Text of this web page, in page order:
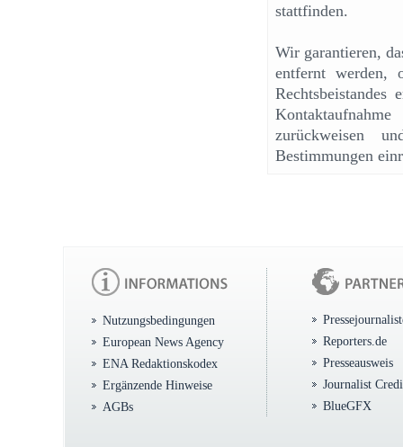
stattfinden.
Wir garantieren,
entfernt werden,
zurückweisen
Bestimmungen
Nutzungsbedingungen
European News Agency
ENA Redaktionskodex
Ergänzende Hinweise
AGBs
Reporters.de
Presseausweis
Journalist
BlueGFX